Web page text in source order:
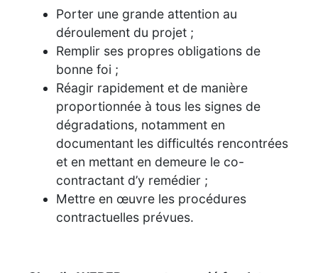
Porter une grande attention au
déroulement du projet ;
Remplir ses propres obligations de
bonne foi ;
Réagir rapidement et de manière
proportionnée à tous les signes de
dégradations, notamment en
documentant les difficultés rencontrées
et en mettant en demeure le co-
contractant d’y remédier ;
Mettre en œuvre les procédures
contractuelles prévues.